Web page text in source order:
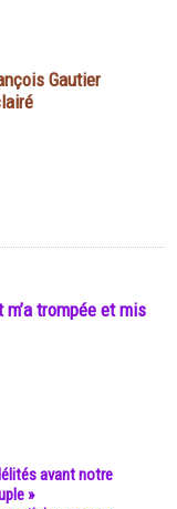
Gautier
trompée et mis
avant notre
»